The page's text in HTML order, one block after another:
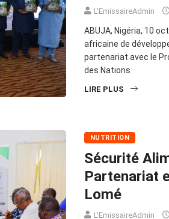
L'EmissaireAdmin
ABUJA, Nigéria, 10
africaine de
partenariat avec le
des Nations
LIRE PLUS
NUTRITION
Sécurité
Partenariat
Lomé
L'EmissaireAdmin